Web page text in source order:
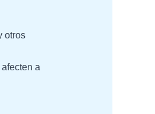
otros
a